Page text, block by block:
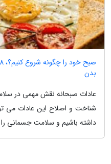
بدن
عادات صبحانه نقش مهمی در
شناخت و اصلاح این عادات می
داشته باشیم و سلامت جسمانی